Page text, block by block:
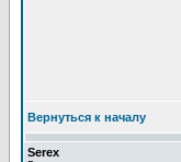
Вернуться к началу
Serex